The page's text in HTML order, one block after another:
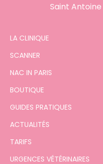
Saint Antoine
LA CLINIQUE
SCANNER
NAC IN PARIS
BOUTIQUE
GUIDES PRATIQUES
ACTUALITÉS
TARIFS
URGENCES VÉTÉRINAIRES